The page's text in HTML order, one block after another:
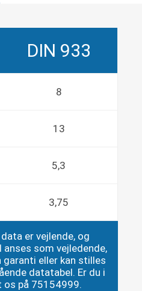
DIN 933
8
13
5,3
3,75
er vejlende, og
som vejledende,
eller kan stilles
datatabel. Er du i
os på 75154999.